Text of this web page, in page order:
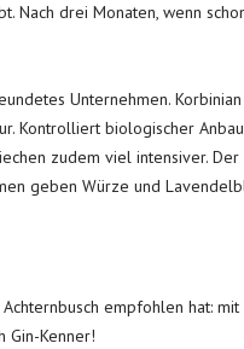
Nach drei Monaten, wenn
Unternehmen.
Kontrolliert biologischer
zudem viel intensiver.
geben Würze und
empfohlen hat:
Gin-Kenner!